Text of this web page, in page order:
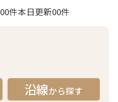
おります。
こともなく、それで
こちらからの要望
木さんにお任せして
件本日更新00件
沿線から探す